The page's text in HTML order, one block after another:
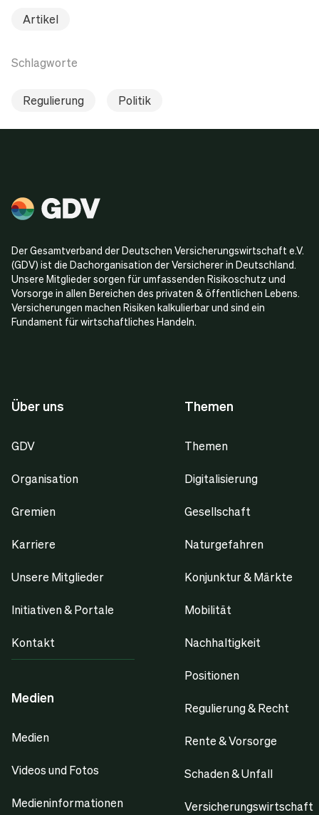
Artikel
Schlagworte
Regulierung Politik
Der Gesamtverband der Deutschen Versicherungswirtschaft e.V.
(GDV) ist die Dachorganisation der Versicherer in Deutschland.
Unsere Mitglieder sorgen für umfassenden Risikoschutz und
Vorsorge in allen Bereichen des privaten & öffentlichen Lebens.
Versicherungen machen Risiken kalkulierbar und sind ein
Fundament für wirtschaftliches Handeln.
Über uns
GDV
Organisation
Gremien
Karriere
Unsere Mitglieder
Initiativen & Portale
Kontakt
Medien
Medien
Videos und Fotos
Medieninformationen
Themen
Themen
Digitalisierung
Gesellschaft
Naturgefahren
Konjunktur & Märkte
Mobilität
Nachhaltigkeit
Positionen
Regulierung & Recht
Rente & Vorsorge
Schaden & Unfall
Versicherungswirtschaft